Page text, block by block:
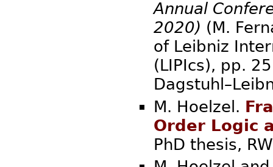
Annual
2020) (M.
of Leibniz
(LIPIcs), pp.
M. Hoelzel.
Order Logic
PhD thesis,